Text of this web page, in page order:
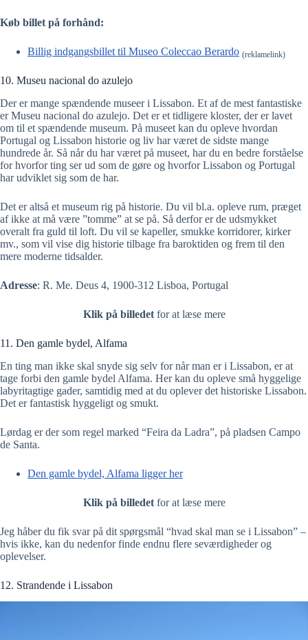
Køb billet på forhånd:
Billig indgangsbillet til Museo Coleccao Berardo (reklamelink)
10. Museu nacional do azulejo
Der er mange spændende museer i Lissabon. Et af de mest fantastiske
er Museu nacional do azulejo. Det er et tidligere kloster, der er lavet
om til et spændende museum. På museet kan du opleve hvordan
Portugal og Lissabon historie og liv har været de sidste mange
hundrede år. Så når du har været på museet, har du en bedre forståelse
for hvorfor ting ser ud som de gøre og hvorfor Lissabon og Portugal
har udviklet sig som de har.
Det er altså et museum rig på historie. Du vil bl.a. opleve rum, præget
af ikke at må være ”tomme” at se på. Så derfor er de udsmykket
overalt fra guld til loft. Du vil se kapeller, smukke korridorer, kirker
mv., som vil vise dig historie tilbage fra baroktiden og frem til den
mere moderne tidsalder.
Adresse: R. Me. Deus 4, 1900-312 Lisboa, Portugal
Klik på billedet for at læse mere
11. Den gamle bydel, Alfama
En ting man ikke skal snyde sig selv for når man er i Lissabon, er at
tage forbi den gamle bydel Alfama. Her kan du opleve små hyggelige
labyritagtige gader, samtidig med at du oplever det historiske Lissabon.
Det er fantastisk hyggeligt og smukt.
Lørdag er der som regel marked “Feira da Ladra”, på pladsen Campo
de Santa.
Den gamle bydel, Alfama ligger her
Klik på billedet for at læse mere
Jeg håber du fik svar på dit spørgsmål “hvad skal man se i Lissabon” –
hvis ikke, kan du nedenfor finde endnu flere seværdigheder og
oplevelser.
12. Strandende i Lissabon